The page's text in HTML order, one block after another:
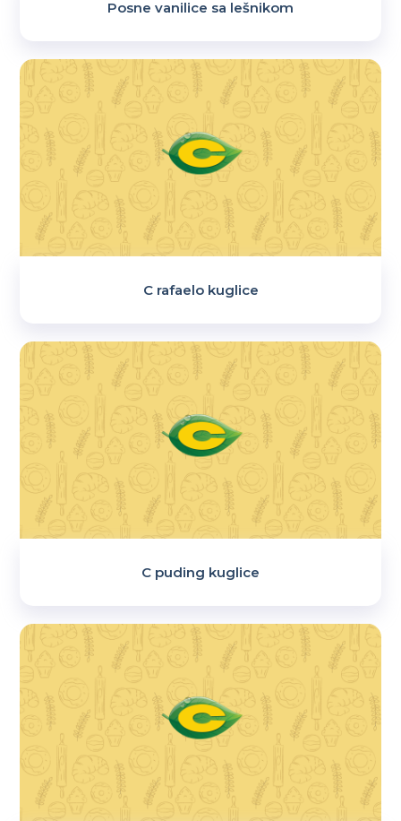
Posne vanilice sa lešnikom
C rafaelo kuglice
C puding kuglice